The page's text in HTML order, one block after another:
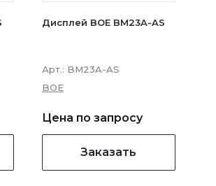
Дисплей BOE BM23A-AS
Арт.: BM23A-AS
BOE
Цена по запросу
Заказать